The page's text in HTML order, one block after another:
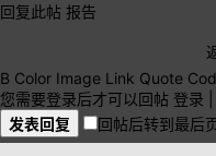
回复此帖 报告
B Color Image Link Quote
您需要登录后才可以回帖 登录
发表回复 回帖后转到最后